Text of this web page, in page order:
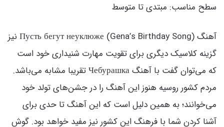
سطح مناسب: مبتدی تا متوسط
آهنگ Пусть бегут неуклюже (Gena’s Birthday Song) نیز
گزینه کلاسیک دیگری برای تقویت مهارت شنیداری خود است
که می‌توان گفت با آهنگ Чебурашка تقریبا مشابه می‌باشد.
مردم کشور روسیه هنوز این آهنگ را در جشن‌های تولد خود
می‌خوانند؛ به همین دلیل است که این آهنگ تا حدی برای
آشنا کردن شما با فرهنگ این کشور نیز مفید خواهد بود. گوش